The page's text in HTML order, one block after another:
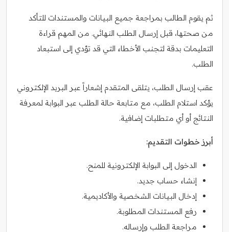
ثم يقوم الطالب بمراجعة جميع البيانات والمستندات للتأكد
من صحتها، قبل إرسال الطلب النهائي. من المهم قراءة
التعليمات بدقة لتجنب الأخطاء التي قد تؤدي إلى استبعاد
الطلب.
عقب إرسال الطلب، يتلقى المتقدم إشعاراً عبر البريد الإلكتروني
يؤكد استلام الطلب، مع متابعة حالة الطلب عبر البوابة لمعرفة
النتائج أو أي متطلبات إضافية.
أبرز خطوات التقديم:
الدخول إلى البوابة الإلكترونية للمنح.
إنشاء حساب جديد.
إدخال البيانات الشخصية والأكاديمية.
رفع المستندات المطلوبة.
مراجعة الطلب وإرساله.